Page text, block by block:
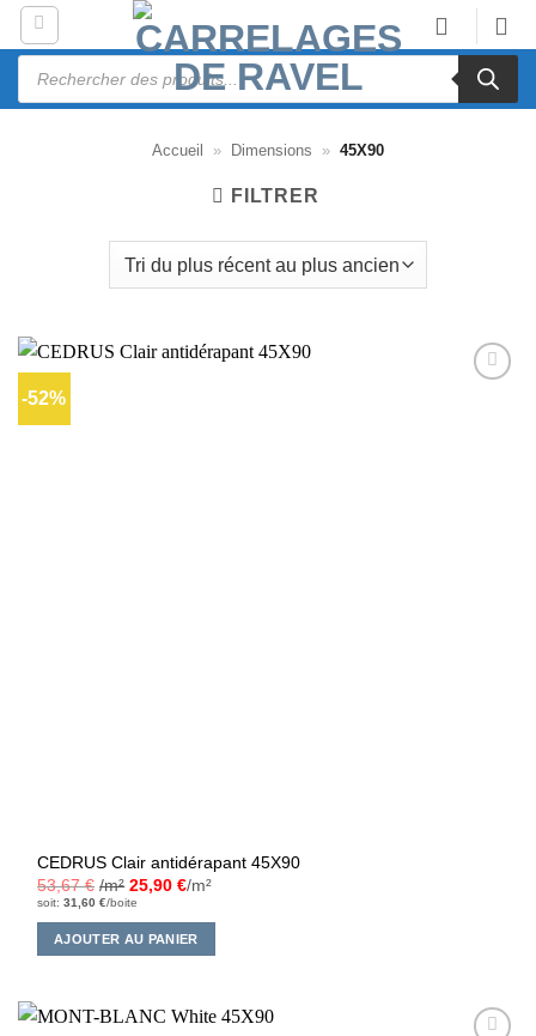
Passer
contenu
Recherche
Accueil » Dimensions » 45X90
FILTRER
-52%
CEDRUS Clair antidérapant 45X90
53,67€ /m² 25,90€/m²
soit:31,60€/boite
AJOUTER AU PANIER